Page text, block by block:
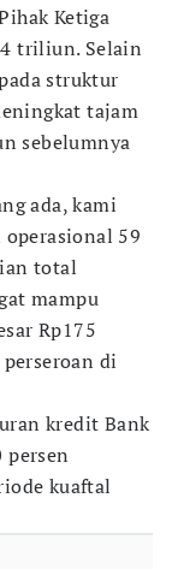
Ketiga
triliun. Selain
struktur
tajam
sebelumnya
ada, kami
59
total
mampu
Rp175
di
kredit Bank
kuaftal